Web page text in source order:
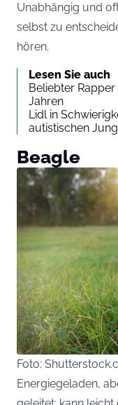
Unabhängig und
selbst zu
hören.
Lesen Sie auch
Beliebter
Jahren
Lidl in
autistischen
Beagle
Foto:
Energiegeladen,